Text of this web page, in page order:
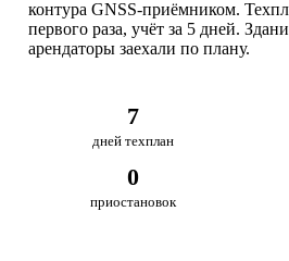
контура GNSS-приёмником.
первого раза, учёт за 5 дней.
арендаторы заехали по плану.
7
дней техплан
0
приостановок